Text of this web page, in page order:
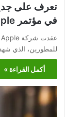
تعرف على
في مؤتمر Apple السنوي للمطورين 2022
للمطورين، الذي
أكمل القراءة »